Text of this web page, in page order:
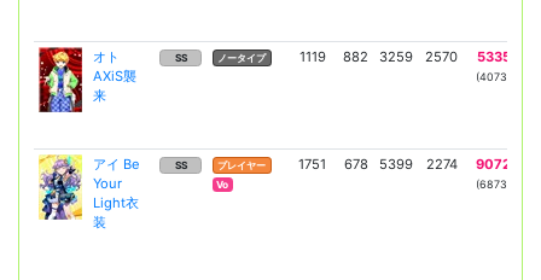
オト
AXiS襲
来
SS ノータイプ 1119 882 3259 2570 5335
(4073)
アイ Be
Your
Light衣
装
SS
プレイヤー
Vo
1751 678 5399 2274 9072
(6873)